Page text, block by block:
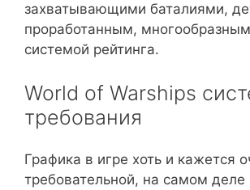
захватывающими баталиями,
проработанным,
системой рейтинга.
World of Warships
требования
Графика в игре хоть и кажется
требовательной, на самом деле